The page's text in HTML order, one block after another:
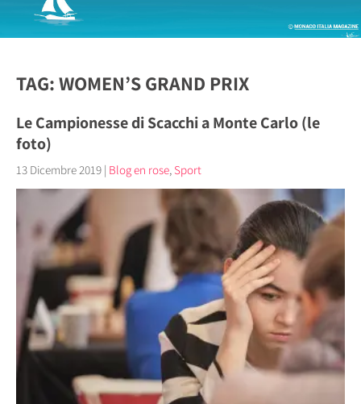
TAG: WOMEN’S GRAND PRIX
Le Campionesse di Scacchi a Monte Carlo (le
foto)
13 Dicembre 2019 | Blog en rose, Sport